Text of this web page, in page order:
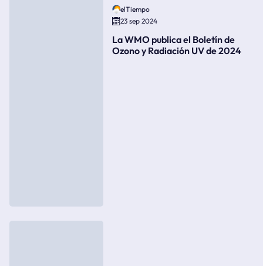
elTiempo
23 sep 2024
La WMO publica el Boletín de
Ozono y Radiación UV de 2024